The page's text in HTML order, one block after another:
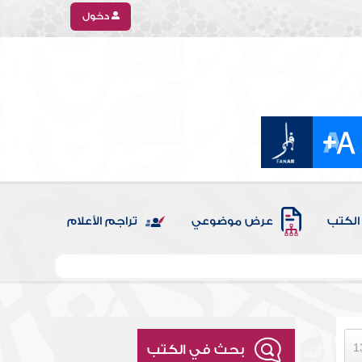
دخول
الكتب عرض موضوعي تراجم الأعلام
بحث في الكتب